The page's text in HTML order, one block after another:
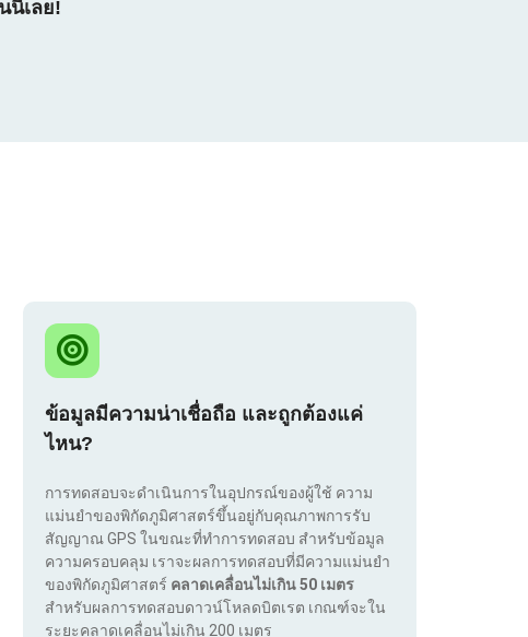
นี้เลย!
ข้อมูลมีความน่าเชื่อถือ และถูกต้องแค่
ไหน?
การทดสอบจะดำเนินการในอุปกรณ์ของผู้ใช้ ความ
แม่นยำของพิกัดภูมิศาสตร์ขึ้นอยู่กับคุณภาพการรับ
สัญญาณ GPS ในขณะที่ทำการทดสอบ สำหรับข้อมูล
ความครอบคลุม เราจะผลการทดสอบที่มีความแม่นยำ
ของพิกัดภูมิศาสตร์ คลาดเคลื่อนไม่เกิน 50 เมตร
สำหรับผลการทดสอบดาวน์โหลดบิตเรต เกณฑ์จะใน
ระยะคลาดเคลื่อนไม่เกิน 200 เมตร